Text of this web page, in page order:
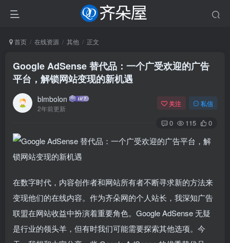
首页 在线资源 其他 正文
Google AdSense 替代品：一个广受欢迎的广告
平台，解锁网站变现的新机遇
blmbolon
2年前更新
关注 私信
0 115 0
在数字时代，内容创作者和网站所有者不断寻求新的方法来
变现他们的在线内容。作为齐朵网的个人站长，我深知广告
联盟在网站收益中扮演着重要角色。Google AdSense 无疑
是行业的领头羊，但有时我们可能需要探索其他选项。今